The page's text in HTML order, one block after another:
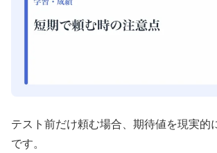
テスト前だけ頼む場合、期待値を現実的
です。